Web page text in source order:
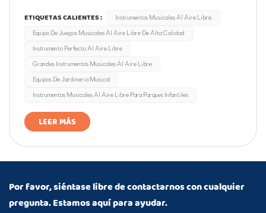
hormigonar.Instrumentos musicales al aire libre. -La
instalación de Surface Fix es ideal para cuando no es
posible excavar en e...
ETIQUETAS CALIENTES :
Instrumentos Musicales Al Aire Libre.
Equipo De Juegos Musicales Al Aire Libre De Alta Calidad
Instrumento Perfecto Al Aire Libre
Grandes Instrumentos Musicales Al Aire Libre
Equipos De Jardineria Musical
Instrumentos Musicales Al Aire Libre Para Parques Infantiles
LEER MÁS
Por favor, siéntase libre de contactarnos con cualquier
pregunta. Estamos aquí para ayudar.